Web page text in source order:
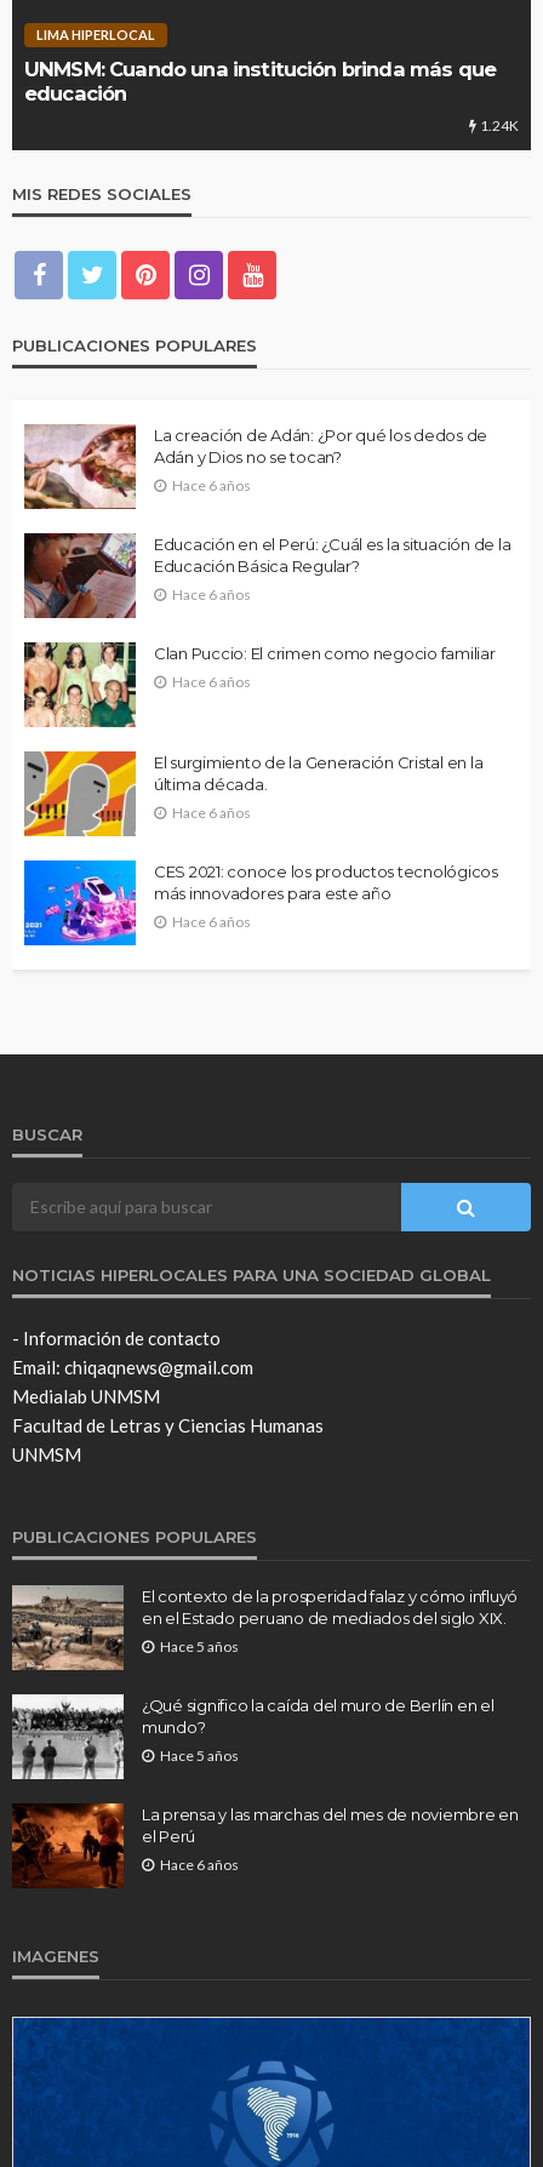
LIMA HIPERLOCAL
UNMSM: Cuando una institución brinda más que
educación
1.24K
MIS REDES SOCIALES
PUBLICACIONES POPULARES
La creación de Adán: ¿Por qué los dedos de
Adán y Dios no se tocan?
Hace 6 años
Educación en el Perú: ¿Cuál es la situación de la
Educación Básica Regular?
Hace 6 años
Clan Puccio: El crimen como negocio familiar
Hace 6 años
El surgimiento de la Generación Cristal en la
última década.
Hace 6 años
CES 2021: conoce los productos tecnológicos
más innovadores para este año
Hace 6 años
BUSCAR
NOTICIAS HIPERLOCALES PARA UNA SOCIEDAD GLOBAL
- Información de contacto
Email: chiqaqnews@gmail.com
Medialab UNMSM
Facultad de Letras y Ciencias Humanas
UNMSM
PUBLICACIONES POPULARES
El contexto de la prosperidad falaz y cómo influyó
en el Estado peruano de mediados del siglo XIX.
Hace 5 años
¿Qué significo la caída del muro de Berlín en el
mundo?
Hace 5 años
La prensa y las marchas del mes de noviembre en
el Perú
Hace 6 años
IMAGENES